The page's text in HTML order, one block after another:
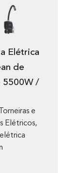
de
5500W /
e
Elétricos,
elétrica